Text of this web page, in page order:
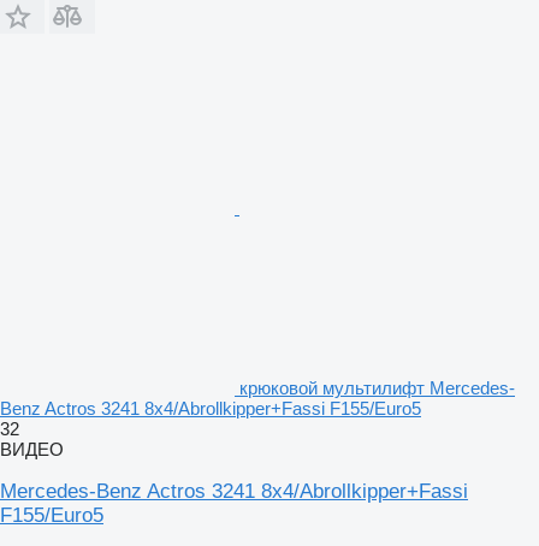
крюковой мультилифт Mercedes-
Benz Actros 3241 8x4/Abrollkipper+Fassi F155/Euro5
32
ВИДЕО
Mercedes-Benz Actros 3241 8x4/Abrollkipper+Fassi
F155/Euro5